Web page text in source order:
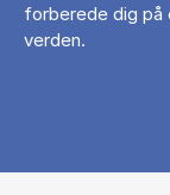
forberede dig på
verden.